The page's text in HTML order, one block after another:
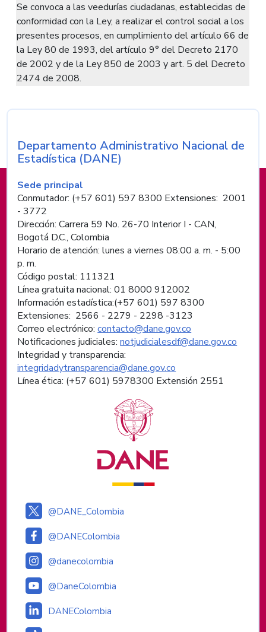
Se convoca a las veedurías ciudadanas, establecidas de
conformidad con la Ley, a realizar el control social a los
presentes procesos, en cumplimiento del artículo 66 de
la Ley 80 de 1993, del artículo 9° del Decreto 2170
de 2002 y de la Ley 850 de 2003 y art. 5 del Decreto
2474 de 2008.
Información de pie de página
Nombre de la entidad
Departamento Administrativo Nacional de
Estadística (DANE)
Sede principal
Conmutador: (+57 601) 597 8300 Extensiones: 2001
- 3772
Dirección: Carrera 59 No. 26-70 Interior I - CAN,
Bogotá D.C., Colombia
Horario de atención: lunes a viernes 08:00 a. m. - 5:00
p. m.
Código postal: 111321
Línea gratuita nacional: 01 8000 912002
Información estadística:(+57 601) 597 8300
Extensiones: 2566 - 2279 - 2298 -3123
Correo electrónico:contacto@dane.gov.co
Notificaciones judiciales:notjudicialesdf@dane.gov.co
Integridad y transparencia:
integridadytransparencia@dane.gov.co
Línea ética: (+57 601) 5978300 Extensión 2551
Logos institucionales
@DANE_Colombia
@DANEColombia
@danecolombia
@DaneColombia
DANEColombia